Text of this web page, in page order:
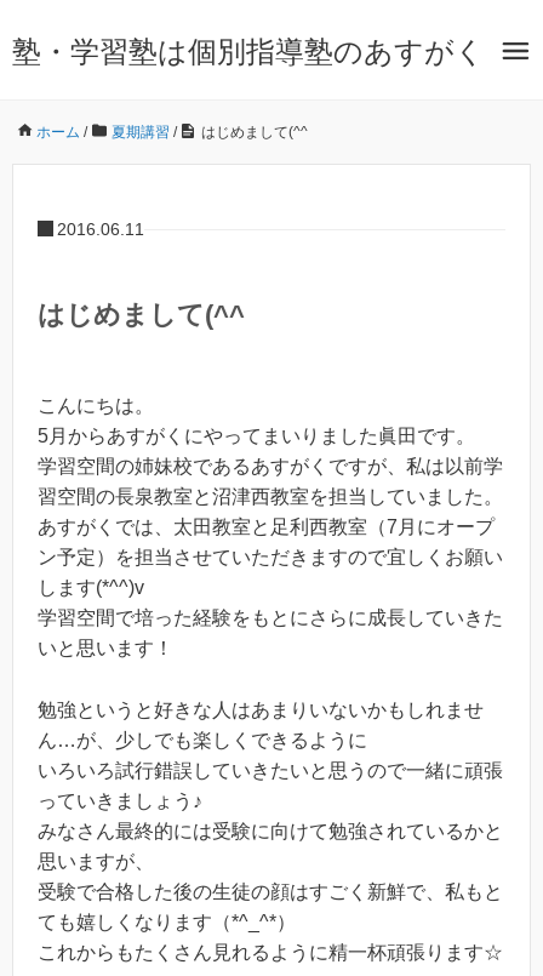
塾・学習塾は個別指導塾のあすがく
ホーム / 夏期講習 / はじめまして(^^ゞ
2016.06.11
はじめまして(^^ゞ
こんにちは。
5月からあすがくにやってまいりました眞田です。
学習空間の姉妹校であるあすがくですが、私は以前学
習空間の長泉教室と沼津西教室を担当していました。
あすがくでは、太田教室と足利西教室（7月にオープ
ン予定）を担当させていただきますので宜しくお願い
します(*^^)v
学習空間で培った経験をもとにさらに成長していきた
いと思います！
勉強というと好きな人はあまりいないかもしれませ
ん…が、少しでも楽しくできるように
いろいろ試行錯誤していきたいと思うので一緒に頑張
っていきましょう♪
みなさん最終的には受験に向けて勉強されているかと
思いますが、
受験で合格した後の生徒の顔はすごく新鮮で、私もと
ても嬉しくなります（*^_^*）
これからもたくさん見れるように精一杯頑張ります☆